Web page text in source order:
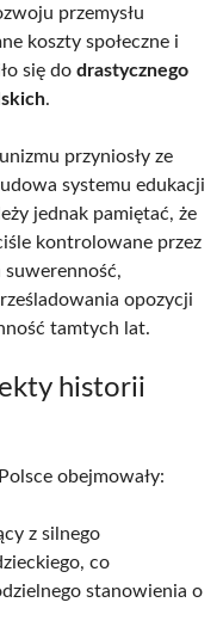
przemysłu
koszty społeczne i
się do drastycznego
.
przyniosły ze
systemu edukacji
jednak pamiętać, że
kontrolowane przez
opozycji
tamtych lat.
historii
obejmowały:
z silnego
co
stanowienia o